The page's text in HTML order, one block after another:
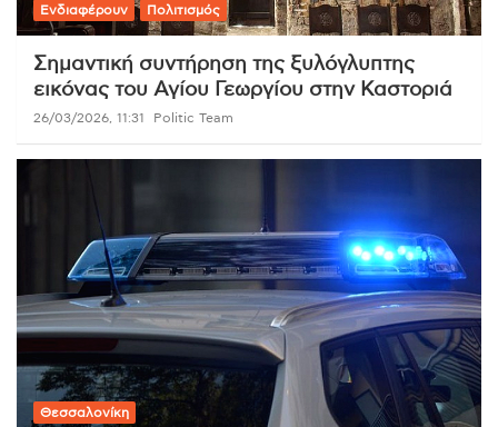
Ενδιαφέρουν Πολιτισμός
Σημαντική συντήρηση της ξυλόγλυπτης
εικόνας του Αγίου Γεωργίου στην Καστοριά
26/03/2026, 11:31 Politic Team
Θεσσαλονίκη